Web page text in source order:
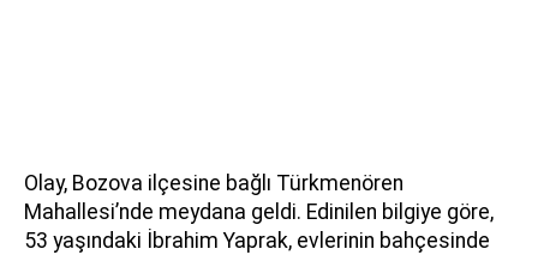
Olay, Bozova ilçesine bağlı Türkmenören
Mahallesi’nde meydana geldi. Edinilen bilgiye göre,
53 yaşındaki İbrahim Yaprak, evlerinin bahçesinde